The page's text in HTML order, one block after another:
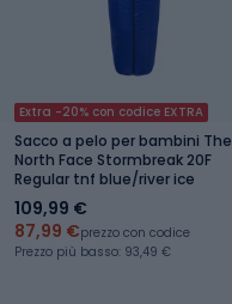
Extra -20% con codice EXTRA
Sacco a pelo per bambini The
North Face Stormbreak 20F
Regular tnf blue/river ice
109,99 €
87,99 €prezzo con codice
Prezzo più basso: 93,49 €